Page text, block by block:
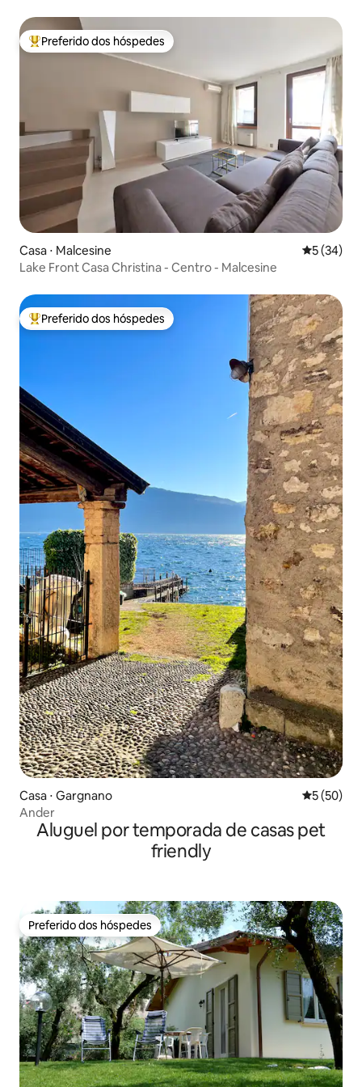
Entre os melhores preferidos dos hóspedes
Preferido dos hóspedes
Casa ⋅ Malcesine 5 de uma
5 (34)
Lake Front Casa Christina - Centro - Malcesine
Entre os melhores preferidos dos hóspedes
Preferido dos hóspedes
Casa ⋅ Gargnano 5 de uma
5 (50)
Ander
Aluguel por temporada de casas pet
friendly
Preferido dos hóspedes
Preferido dos hóspedes